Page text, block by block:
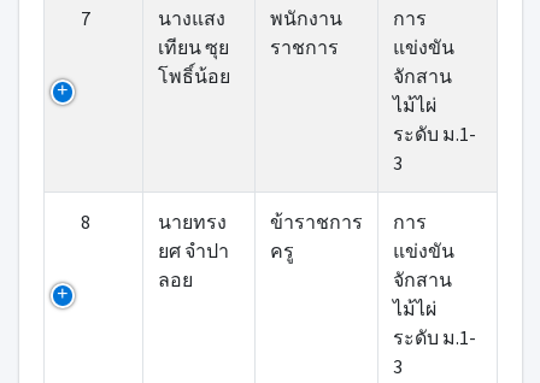
7
นางแสง
เทียน ซุย
โพธิ์น้อย
พนักงาน
ราชการ
การ
แข่งขัน
จักสาน
ไม้ไผ่
ระดับ ม.1-
3
8
นายทรง
ยศ จำปา
ลอย
ข้าราชการ
ครู
การ
แข่งขัน
จักสาน
ไม้ไผ่
ระดับ ม.1-
3